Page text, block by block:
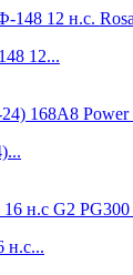
12...
н.с...